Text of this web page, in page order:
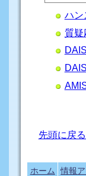
ハン
質疑
先頭に戻る
ホーム 情報